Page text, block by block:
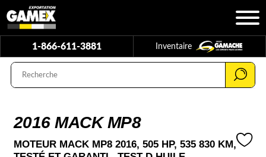
1-866-611-3881 Inventaire
2016 MACK MP8
MOTEUR MACK MP8 2016, 505 HP, 535 830 KM,